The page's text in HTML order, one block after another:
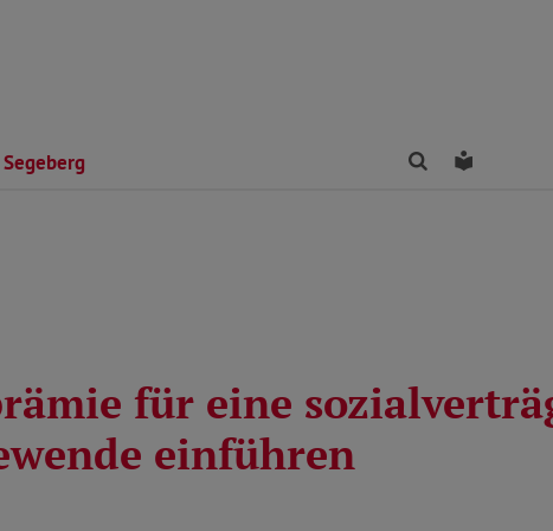
FindenLeichte
für eine
einführen